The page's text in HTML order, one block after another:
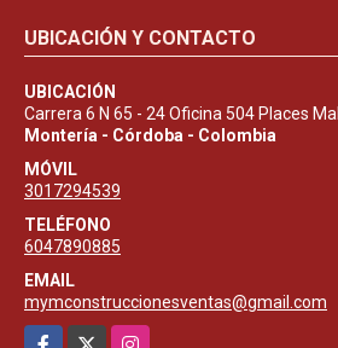
UBICACIÓN Y CONTACTO
UBICACIÓN
Carrera 6 N 65 - 24 Oficina 504 Places
Montería - Córdoba - Colombia
MÓVIL
3017294539
TELÉFONO
6047890885
EMAIL
mymconstruccionesventas@gmail.com
Facebook
Instagram